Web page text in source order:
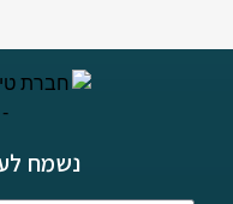
נשמח